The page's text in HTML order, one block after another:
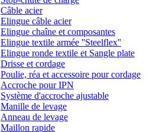
Câble acier
Elingue câble acier
Elingue chaîne et composantes
Elingue textile armée ''Steelflex''
Elingue ronde textile et Sangle plate
Drisse et cordage
Poulie, réa et accessoire pour cordage
Accroche pour IPN
Système d'accroche ajustable
Manille de levage
Anneau de levage
Maillon rapide